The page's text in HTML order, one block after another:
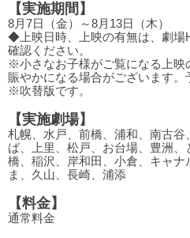
【実施期間】
8月7日（金）～8月13日（木）
◆上映日時、上映の有無は、劇場
確認ください。
※小さなお子様がご覧になる上映
賑やかになる場合がございます。
※吹替版です。
【実施劇場】
札幌、水戸、前橋、浦和、南古
ば、上里、松戸、お台場、豊洲
橋、稲沢、岸和田、小倉、キャ
ま、久山、長崎、浦添
【料金】
通常料金